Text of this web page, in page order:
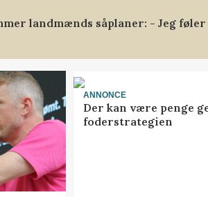
landmænds såplaner: - Jeg
ANNONCE
Der kan være penge
foderstrategien